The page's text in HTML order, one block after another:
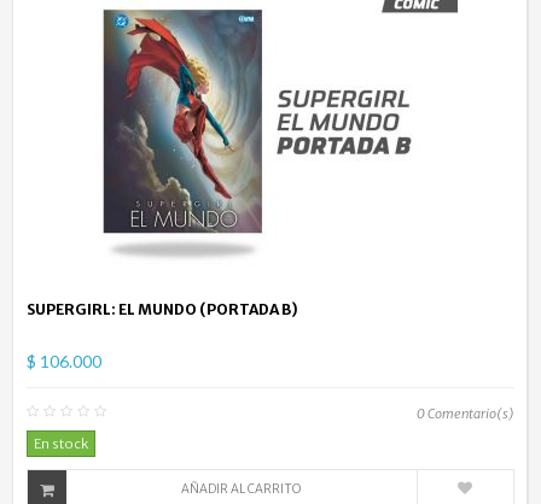
SUPERGIRL: EL MUNDO (PORTADA B)
$ 106.000
0Comentario(s)
En stock
AÑADIR AL CARRITO